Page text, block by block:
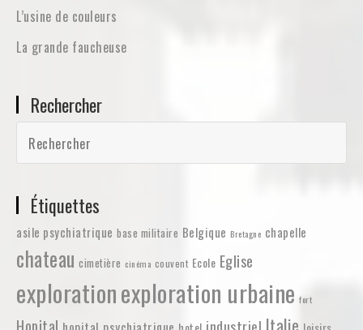
L’usine de couleurs
La grande faucheuse
Rechercher
Étiquettes
asile psychiatrique base militaire Belgique Bretagne chapelle
chateau cimetière cinéma couvent Ecole Eglise
explorationexploration urbaine fort
Hopital Italie